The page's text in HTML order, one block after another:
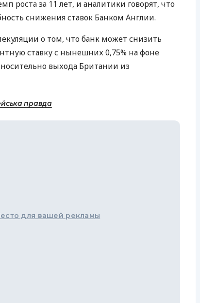
роста за 11 лет, и аналитики говорят, что
снижения ставок Банком Англии.
о том, что банк может снизить
ставку с нынешних 0,75% на фоне
выхода Британии из
правда
для вашей рекламы